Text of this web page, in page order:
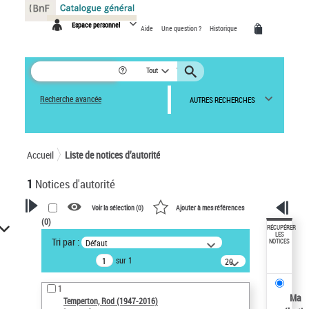
Espace personnel Aide Une question ? Historique
Tout
Recherche avancée AUTRES RECHERCHES
Accueil Liste de notices d’autorité
1 Notices d'autorité
VOTRE RECHERCHE
Recherche avancée dans les
notices d’autorité
Œuvres liées à l'auteur :
Temperton, Rod (1947-2016)
Voir la sélection (0) Ajouter à mes références
(0)
Tri par : Défaut
sur 1
20
résultats/page
1
Temperton, Rod (1947-2016)
RÉCUPÉRER
LES
NOTICES
Ma
Panneau de gestion des cookies